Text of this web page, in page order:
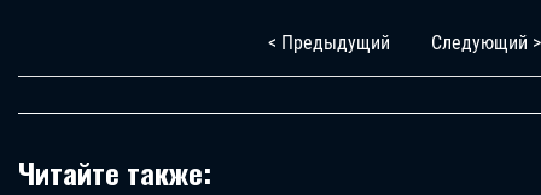
< Предыдущий Следующий >
Читайте также: